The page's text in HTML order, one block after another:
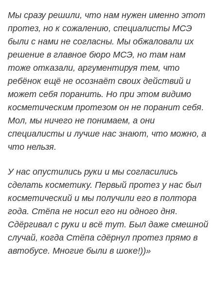
Мы сразу решили, что нам нужен именно этот
протез, но к сожалению, специалисты МСЭ
были с нами не согласны. Мы обжаловали их
решение в главное бюро МСЭ, но там нам
тоже отказали, аргументируя тем, что
ребёнок ещё не осознаёт своих действий и
может себя поранить. Но при этом видимо
косметическим протезом он не поранит себя.
Мол, мы ничего не понимаем, а они
специалисты и лучше нас знают, что можно, а
что нельзя.
У нас опустились руки и мы согласились
сделать косметику. Первый протез у нас был
косметический и мы получили его в полтора
года. Стёпа не носил его ни одного дня.
Сдёргивал с руки и всё тут. Был даже смешной
случай, когда Стёпа сдёрнул протез прямо в
автобусе. Многие были в шоке!))»